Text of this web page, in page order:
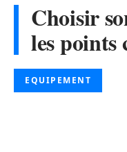
Choisir
les points
EQUIPEMENT